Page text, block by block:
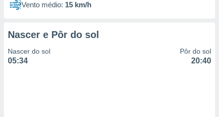
Vento médio: 15 km/h
Nascer e Pôr do sol
Nascer do sol
05:34
Pôr do sol
20:40